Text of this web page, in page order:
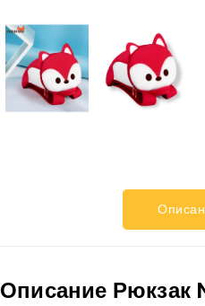
Описание Рюкзак